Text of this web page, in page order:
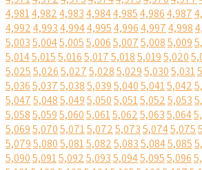
4,9814,9824,9834,9844,9854,9864,987
4,9924,9934,9944,9954,9964,9974,998
5,0035,0045,0055,0065,0075,0085,009
5,0145,0155,0165,0175,0185,0195,020
5,0255,0265,0275,0285,0295,0305,031
5,0365,0375,0385,0395,0405,0415,042
5,0475,0485,0495,0505,0515,0525,053
5,0585,0595,0605,0615,0625,0635,064
5,0695,0705,0715,0725,0735,0745,075
5,0795,0805,0815,0825,0835,0845,085
5,0905,0915,0925,0935,0945,0955,096